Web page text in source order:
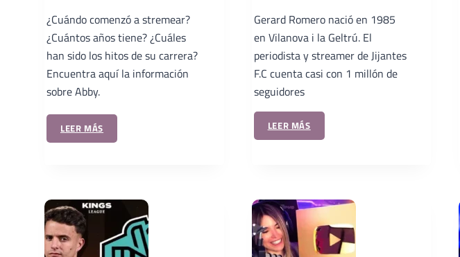
¿Cuándo comenzó a stremear?
¿Cuántos años tiene? ¿Cuáles
han sido los hitos de su carrera?
Encuentra aquí la información
sobre Abby.
LEER MÁS
Gerard Romero nació en 1985
en Vilanova i la Geltrú. El
periodista y streamer de Jijantes
F.C cuenta casi con 1 millón de
seguidores
LEER MÁS